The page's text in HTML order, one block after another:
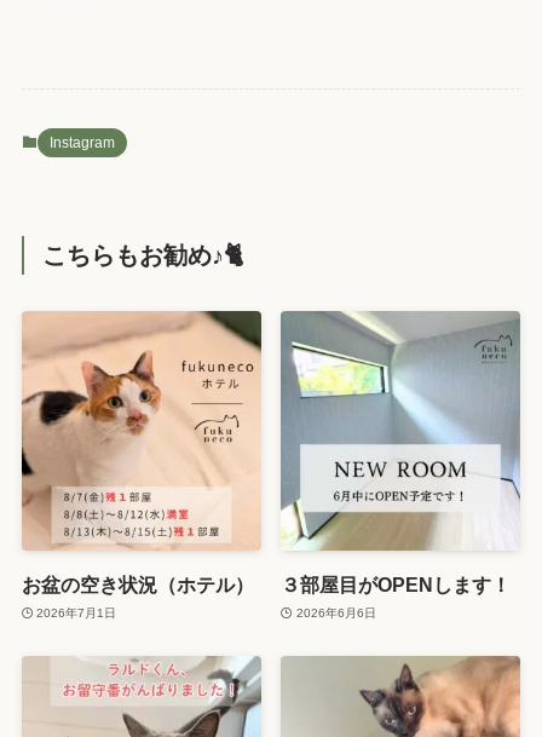
Instagram
こちらもお勧め♪🐈️
お盆の空き状況（ホテル）
2026年7月1日
３部屋目がOPENします！
2026年6月6日